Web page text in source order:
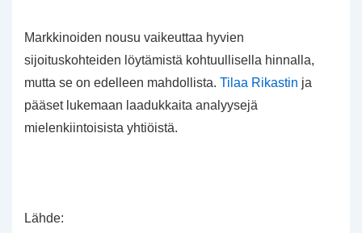
Markkinoiden nousu vaikeuttaa hyvien
sijoituskohteiden löytämistä kohtuullisella hinnalla,
mutta se on edelleen mahdollista. Tilaa Rikastin ja
pääset lukemaan laadukkaita analyysejä
mielenkiintoisista yhtiöistä.
Lähde: